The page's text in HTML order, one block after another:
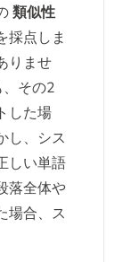
類似性
採点しま
りませ
その2
した場
し、シス
しい単語
落全体や
場合、ス